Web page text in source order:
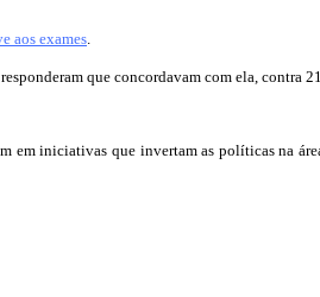
aos exames.
que concordavam com ela, contra
em iniciativas que invertam as políticas na